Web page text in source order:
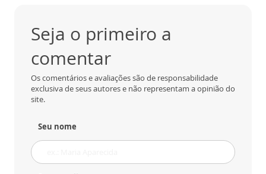
Seja o primeiro a
comentar
Os comentários e avaliações são de responsabilidade
exclusiva de seus autores e não representam a opinião do
site.
Seu nome